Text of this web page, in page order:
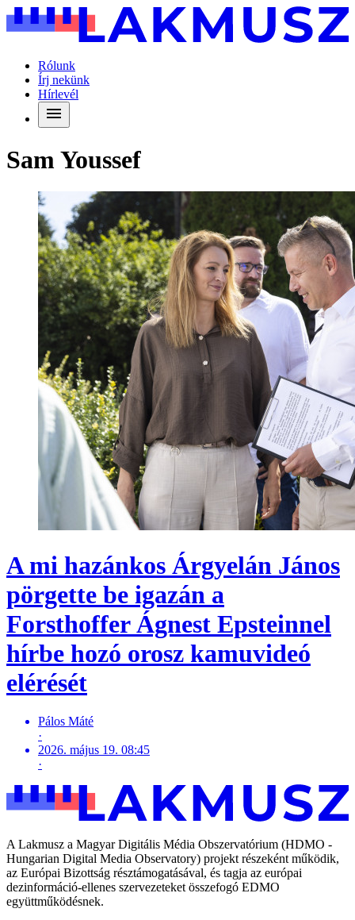
Rólunk
Írj nekünk
Hírlevél
Sam Youssef
A mi hazánkos Árgyelán János
pörgette be igazán a
Forsthoffer Ágnest Epsteinnel
hírbe hozó orosz kamuvideó
elérését
Pálos Máté
·
2026. május 19. 08:45
·
A Lakmusz a Magyar Digitális Média Obszervatórium (HDMO -
Hungarian Digital Media Observatory) projekt részeként működik,
az Európai Bizottság résztámogatásával, és tagja az európai
dezinformáció-ellenes szervezeteket összefogó EDMO
együttműködésnek.